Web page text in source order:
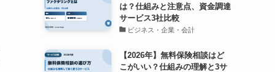
は？仕組みと注意点、資金調達
サービス3社比較
ビジネス・企業・会計
【2026年】無料保険相談はど
こがいい？仕組みの理解と3サ